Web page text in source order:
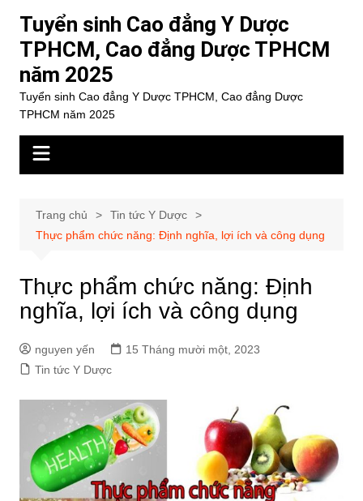
dung
Tuyển sinh Cao đẳng Y Dược
TPHCM, Cao đẳng Dược TPHCM
năm 2025
Tuyển sinh Cao đẳng Y Dược TPHCM, Cao đẳng Dược
TPHCM năm 2025
Trang chủ
Tin tức Y Dược
Thực phẩm chức năng: Định nghĩa, lợi ích và công dụng
Thực phẩm chức năng: Định
nghĩa, lợi ích và công dụng
nguyen yến
15 Tháng mười một, 2023
Tin tức Y Dược